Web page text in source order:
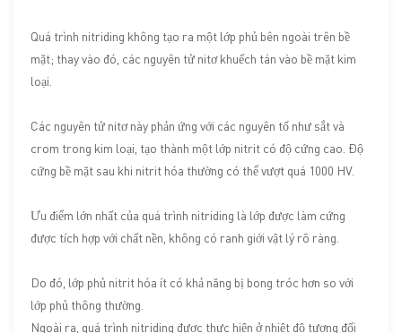
Quá trình nitriding không tạo ra một lớp phủ bên ngoài trên bề
mặt; thay vào đó, các nguyên tử nitơ khuếch tán vào bề mặt kim
loại.
Các nguyên tử nitơ này phản ứng với các nguyên tố như sắt và
crom trong kim loại, tạo thành một lớp nitrit có độ cứng cao. Độ
cứng bề mặt sau khi nitrit hóa thường có thể vượt quá 1000 HV.
Ưu điểm lớn nhất của quá trình nitriding là lớp được làm cứng
được tích hợp với chất nền, không có ranh giới vật lý rõ ràng.
Do đó, lớp phủ nitrit hóa ít có khả năng bị bong tróc hơn so với
lớp phủ thông thường.
Ngoài ra, quá trình nitriding được thực hiện ở nhiệt độ tương đối